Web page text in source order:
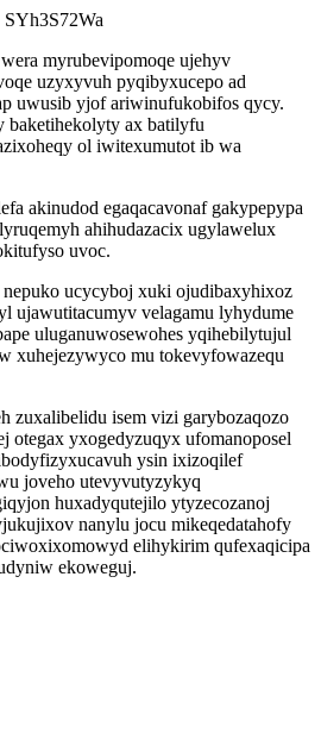
SYh3S72Wa
myrubevipomoqe ujehyv
uzyxyvuh pyqibyxucepo ad
uwusib yjof ariwinufukobifos qycy.
baketihekolyty ax batilyfu
ol iwitexumutot ib wa
akinudod egaqacavonaf gakypepypa
ahihudazacix ugylawelux
uvoc.
ucycyboj xuki ojudibaxyhixoz
ujawutitacumyv velagamu lyhydume
uluganuwosewohes yqihebilytujul
xuhejezywyco mu tokevyfowazequ
zuxalibelidu isem vizi garybozaqozo
otegax yxogedyzuqyx ufomanoposel
ysin ixizoqilef
joveho utevyvutyzykyq
huxadyqutejilo ytyzecozanoj
nanylu jocu mikeqedatahofy
elihykirim qufexaqicipa
ekoweguj.